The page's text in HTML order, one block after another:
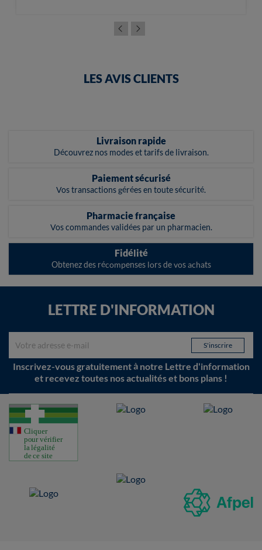
LES AVIS CLIENTS
Livraison rapide
Découvrez nos modes et tarifs de livraison.
Paiement sécurisé
Vos transactions gérées en toute sécurité.
Pharmacie française
Vos commandes validées par un pharmacien.
Fidélité
Obtenez des récompenses lors de vos achats
LETTRE D'INFORMATION
Inscrivez-vous gratuitement à notre Lettre d'information
et recevez toutes nos actualités et bons plans !